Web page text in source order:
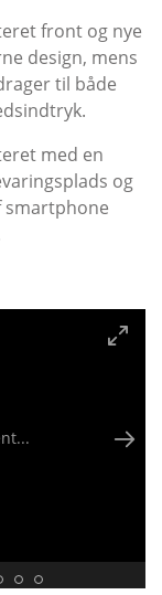
front og nye
design, mens
til både
med en
og
smartphone